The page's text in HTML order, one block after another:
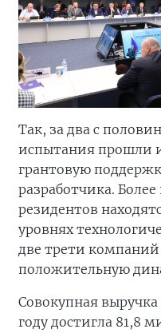
Так, за два с
испытания прошли
грантовую
разработчика.
резидентов
уровнях
две трети
положительную
Совокупная
году достигла 81,8